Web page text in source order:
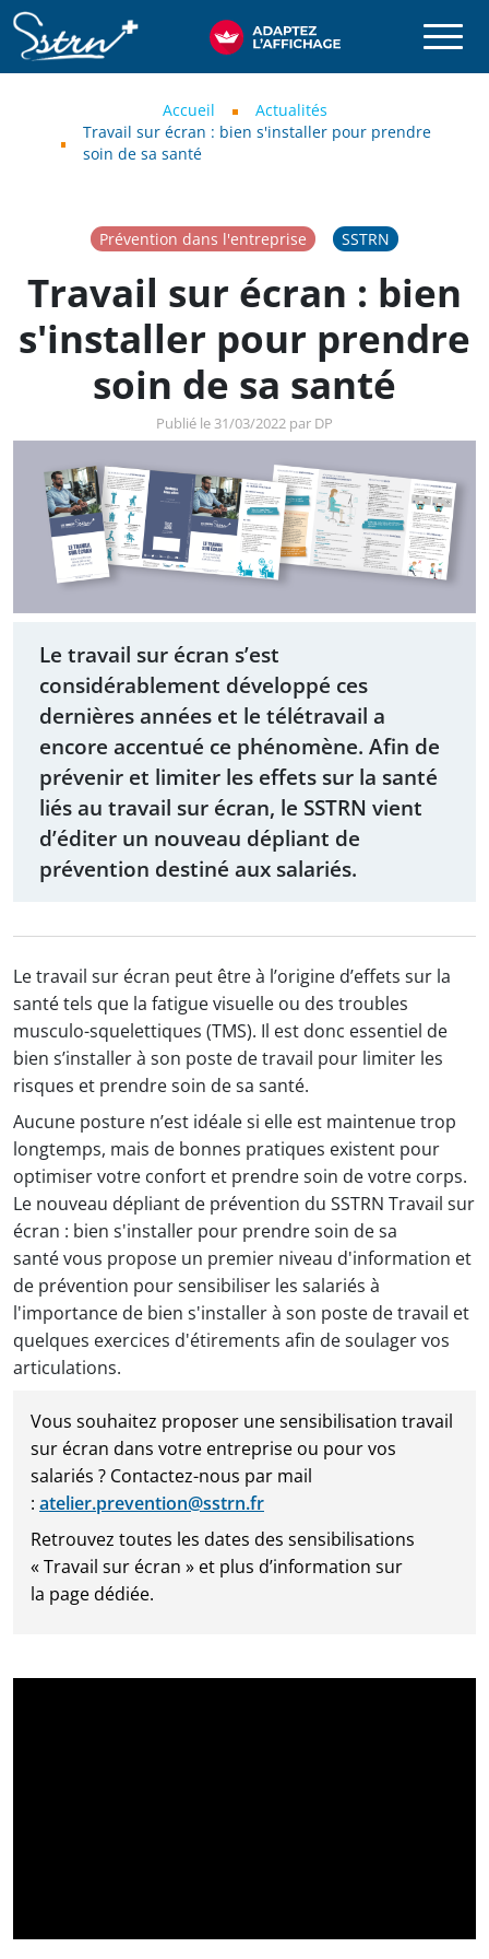
Aller au contenu principal
SSTRN
Accueil
Actualités
Travail sur écran : bien s'installer pour prendre
soin de sa santé
Prévention dans l'entreprise SSTRN
Travail sur écran : bien
s'installer pour prendre
soin de sa santé
Publié le 31/03/2022 par DP
Le travail sur écran s’est
considérablement développé ces
dernières années et le télétravail a
encore accentué ce phénomène. Afin de
prévenir et limiter les effets sur la santé
liés au travail sur écran, le SSTRN vient
d’éditer un nouveau dépliant de
prévention destiné aux salariés.
Le travail sur écran peut être à l’origine d’effets sur la
santé tels que la fatigue visuelle ou des troubles
musculo-squelettiques (TMS). Il est donc essentiel de
bien s’installer à son poste de travail pour limiter les
risques et prendre soin de sa santé.
Aucune posture n’est idéale si elle est maintenue trop
longtemps, mais de bonnes pratiques existent pour
optimiser votre confort et prendre soin de votre corps.
Le nouveau dépliant de prévention du SSTRN Travail sur
écran : bien s'installer pour prendre soin de sa
santé vous propose un premier niveau d'information et
de prévention pour sensibiliser les salariés à
l'importance de bien s'installer à son poste de travail et
quelques exercices d'étirements afin de soulager vos
articulations.
Vous souhaitez proposer une sensibilisation travail
sur écran dans votre entreprise ou pour vos
salariés ? Contactez-nous par mail
: atelier.prevention@sstrn.fr
Retrouvez toutes les dates des sensibilisations
« Travail sur écran » et plus d’information sur
la page dédiée.